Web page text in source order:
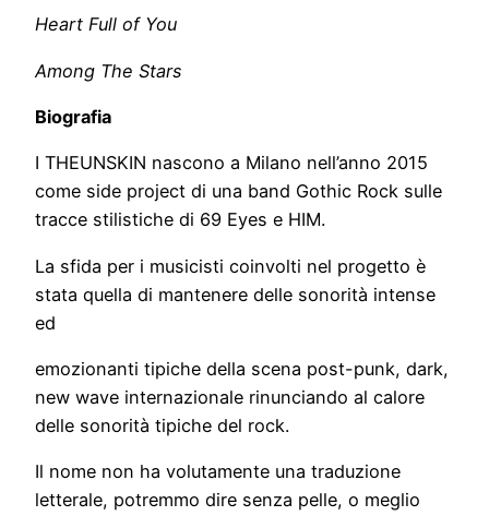
Heart Full of You
Among The Stars
Biografia
I THEUNSKIN nascono a Milano nell’anno 2015
come side project di una band Gothic Rock sulle
tracce stilistiche di 69 Eyes e HIM.
La sfida per i musicisti coinvolti nel progetto è
stata quella di mantenere delle sonorità intense
ed
emozionanti tipiche della scena post-punk, dark,
new wave internazionale rinunciando al calore
delle sonorità tipiche del rock.
Il nome non ha volutamente una traduzione
letterale, potremmo dire senza pelle, o meglio